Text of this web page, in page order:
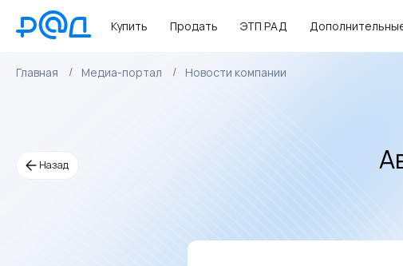
Купить Продать ЭТП РАД
Главная Медиа-портал Новости компании
Назад